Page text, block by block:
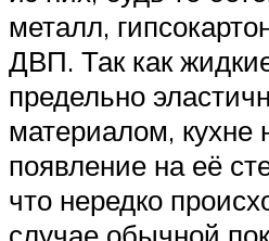
металл,
ДВП. Так как
предельно
материалом, кухне
появление на её
что нередко